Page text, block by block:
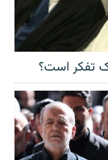
تفکر است؟